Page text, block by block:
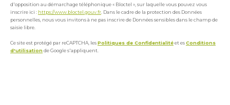
d'opposition au démarchage téléphonique « Bloctel », sur laquelle vous pouvez vous
inscrire ici : https://www.bloctel.gouv.fr . Dans le cadre de la protection des Données
personnelles, nous vous invitons à ne pas inscrire de Données sensibles dans le champ de
saisie libre.
Ce site est protégé par reCAPTCHA, lesPolitiques de Confidentialitéet esConditions
d'utilisationde Google s'appliquent.